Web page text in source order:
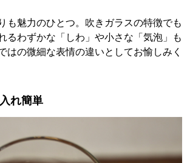
も魅力のひとつ。吹きガラスの特徴でも
るわずかな「しわ」や小さな「気泡」も
はの微細な表情の違いとしてお愉しみく
れ簡単